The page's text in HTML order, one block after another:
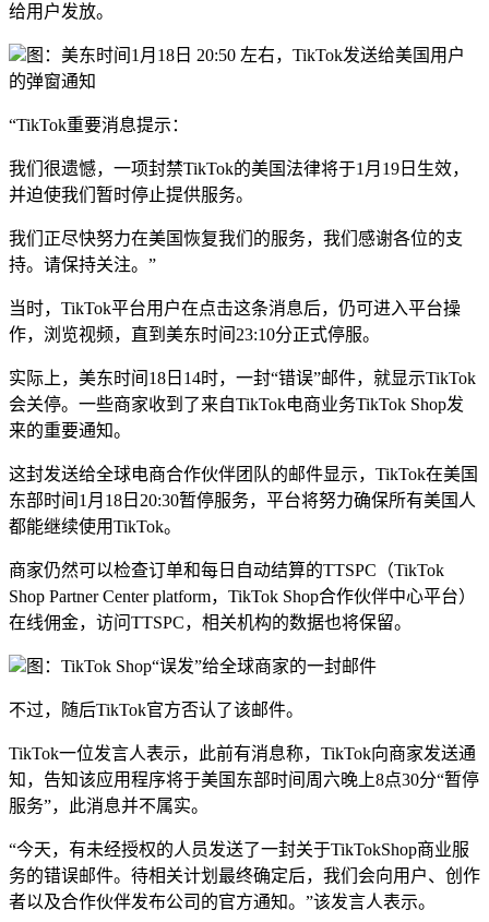
给用户发放。
图：美东时间1月18日 20:50 左右，TikTok发送给美国用户
的弹窗通知
“TikTok重要消息提示：
我们很遗憾，一项封禁TikTok的美国法律将于1月19日生效，
并迫使我们暂时停止提供服务。
我们正尽快努力在美国恢复我们的服务，我们感谢各位的支
持。请保持关注。”
当时，TikTok平台用户在点击这条消息后，仍可进入平台操
作，浏览视频，直到美东时间23:10分正式停服。
实际上，美东时间18日14时，一封“错误”邮件，就显示TikTok
会关停。一些商家收到了来自TikTok电商业务TikTok Shop发
来的重要通知。
这封发送给全球电商合作伙伴团队的邮件显示，TikTok在美国
东部时间1月18日20:30暂停服务，平台将努力确保所有美国人
都能继续使用TikTok。
商家仍然可以检查订单和每日自动结算的TTSPC（TikTok
Shop Partner Center platform，TikTok Shop合作伙伴中心平台）
在线佣金，访问TTSPC，相关机构的数据也将保留。
图：TikTok Shop“误发”给全球商家的一封邮件
不过，随后TikTok官方否认了该邮件。
TikTok一位发言人表示，此前有消息称，TikTok向商家发送通
知，告知该应用程序将于美国东部时间周六晚上8点30分“暂停
服务”，此消息并不属实。
“今天，有未经授权的人员发送了一封关于TikTokShop商业服
务的错误邮件。待相关计划最终确定后，我们会向用户、创作
者以及合作伙伴发布公司的官方通知。”该发言人表示。